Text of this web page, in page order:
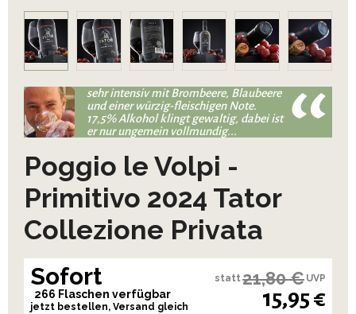
sehr intensiv mit Brombeere, Blaubeere
und einer würzig-fleischigen Note.
17,5% Alkohol klingt gewaltig, dabei ist
er nur ungemein vollmundig...
Poggio le Volpi -
Primitivo 2024 Tator
Collezione Privata
Sofort
266 Flaschen verfügbar
jetzt bestellen, Versand gleich
statt21,80 € UVP
15,95 €